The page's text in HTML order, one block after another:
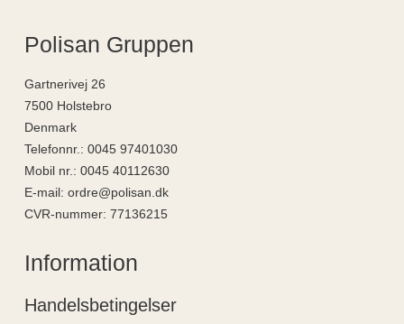
Polisan Gruppen
Gartnerivej 26
7500 Holstebro
Denmark
Telefonnr. : 0045 97401030
Mobil nr. : 0045 40112630
E-mail: ordre@polisan.dk
CVR-nummer: 77136215
Information
Handelsbetingelser